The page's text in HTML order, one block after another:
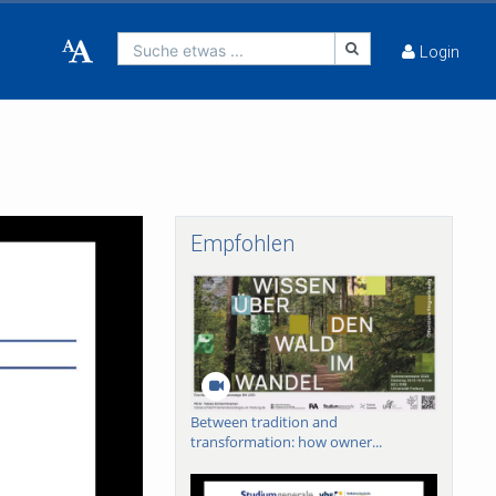
Suche etwas ... Login
Empfohlen
Between tradition and
transformation: how owner...